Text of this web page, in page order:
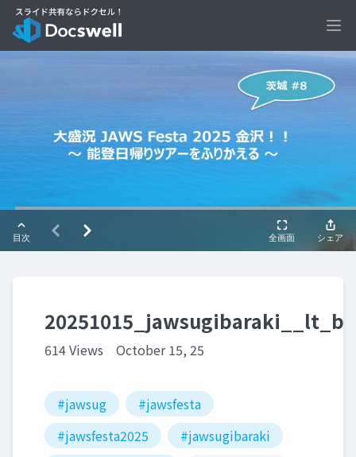
614 Views October 15, 25
#jawsug
#jawsfesta
#jawsfesta2025
#jawsugibaraki